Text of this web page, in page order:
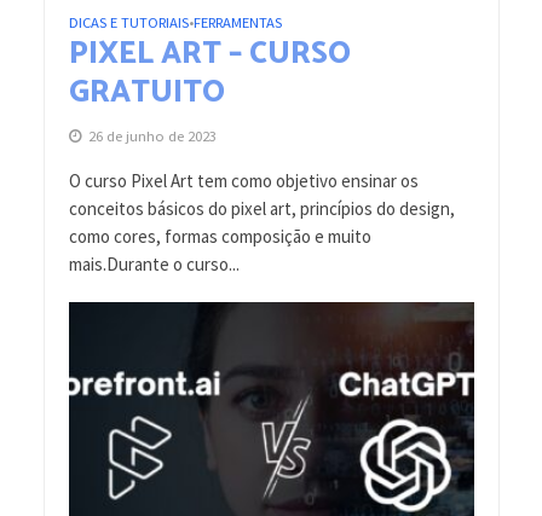
DICAS E TUTORIAIS•FERRAMENTAS
PIXEL ART – CURSO
GRATUITO
26 de junho de 2023
O curso Pixel Art tem como objetivo ensinar os
conceitos básicos do pixel art, princípios do design,
como cores, formas composição e muito
mais.Durante o curso...